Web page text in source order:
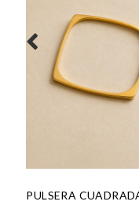
CUADRADA